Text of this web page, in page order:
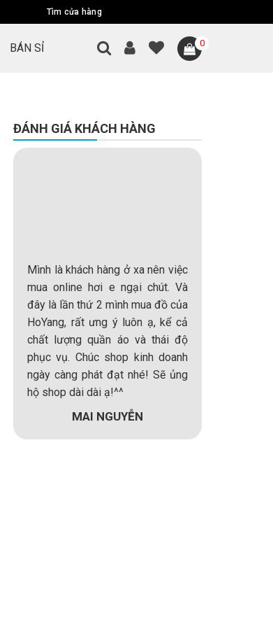
Tìm cửa hàng
BÁN SỈ 0
ĐÁNH GIÁ KHÁCH HÀNG
Mình là khách hàng ở xa nên việc
mua online hơi e ngại chút. Và
đây là lần thứ 2 mình mua đồ của
HoYang, rất ưng ý luôn ạ, kể cả
chất lượng quần áo và thái độ
phục vụ. Chúc shop kinh doanh
ngày càng phát đạt nhé! Sẽ ủng
hộ shop dài dài ạ!^^
MAI NGUYỄN